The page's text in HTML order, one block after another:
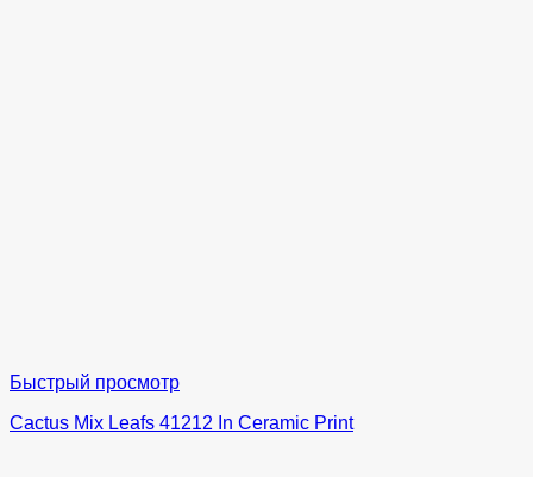
Быстрый просмотр
Cactus Mix Leafs 41212 In Ceramic Print